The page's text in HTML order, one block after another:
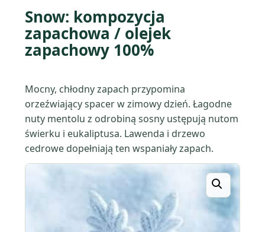
Snow: kompozycja
zapachowa / olejek
zapachowy 100%
Mocny, chłodny zapach przypomina
orzeźwiający spacer w zimowy dzień. Łagodne
nuty mentolu z odrobiną sosny ustępują nutom
świerku i eukaliptusa. Lawenda i drzewo
cedrowe dopełniają ten wspaniały zapach.